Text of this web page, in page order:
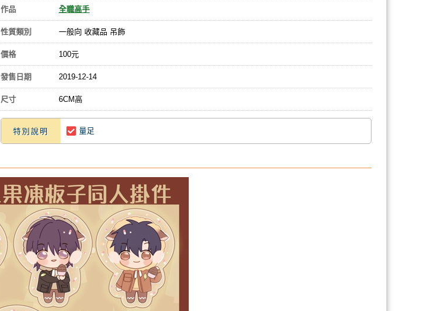
作品 全職高手
性質類別 一般向 收藏品 吊飾
價格 100元
發售日期 2019-12-14
尺寸 6CM高
特別說明 量足